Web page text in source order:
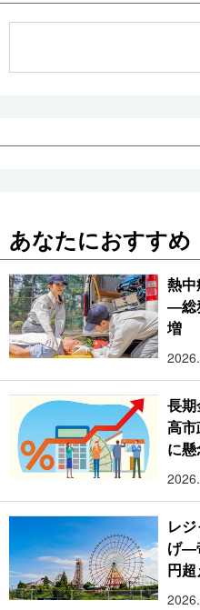
あなたにおすすめ
熱
―総
増
長
高
に
レ
げ―
円